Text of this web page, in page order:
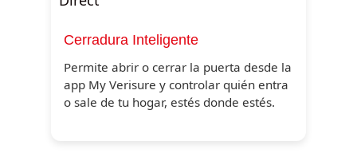
Cerradura Inteligente
Permite abrir o cerrar la puerta desde la
app My Verisure y controlar quién entra
o sale de tu hogar, estés donde estés.